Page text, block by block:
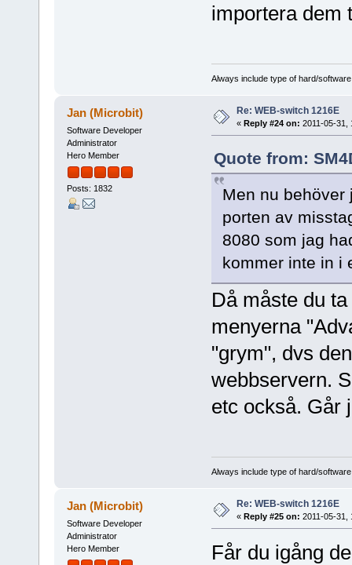
importera dem
Always include type of hard/
Jan (Microbit)
Software Developer
Administrator
Hero Member
Posts: 1832
Re: WEB-switch 1216E
« Reply #24 on: 2011-05-31,
Quote from:
Men nu behöver
porten av
8080 som jag
kommer inte in i
Då måste du
menyerna
"grym", dvs
webbservern.
etc också. Går
Always include type of hard/
Jan (Microbit)
Software Developer
Administrator
Hero Member
Re: WEB-switch 1216E
« Reply #25 on: 2011-05-31,
Får du igång